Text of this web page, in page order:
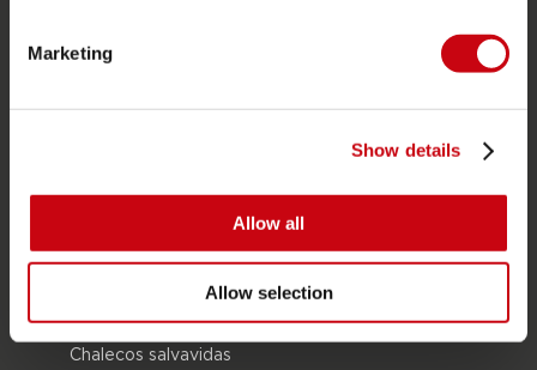
Marketing
Show details
Allow all
Allow selection
Interés en distribución
CATEGORIAS DE PRODUCTO
Chalecos salvavidas